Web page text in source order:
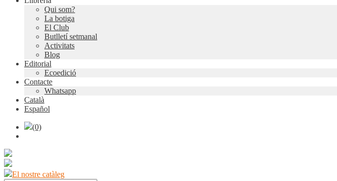
Qui som?
La botiga
El Club
Butlletí setmanal
Activitats
Blog
Editorial
Ecoedició
Contacte
Whatsapp
Català
Español
(0)
El nostre catàleg